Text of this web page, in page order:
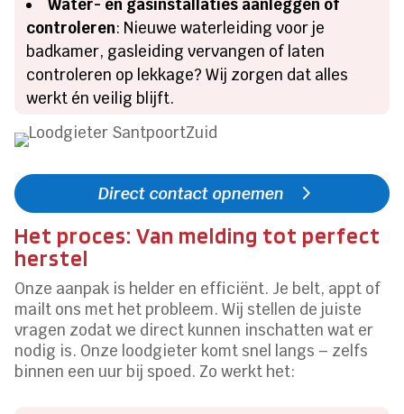
Water- en gasinstallaties aanleggen of
controleren: Nieuwe waterleiding voor je
badkamer, gasleiding vervangen of laten
controleren op lekkage? Wij zorgen dat alles
werkt én veilig blijft.
Direct contact opnemen
Het proces: Van melding tot perfect
herstel
Onze aanpak is helder en efficiënt. Je belt, appt of
mailt ons met het probleem. Wij stellen de juiste
vragen zodat we direct kunnen inschatten wat er
nodig is. Onze loodgieter komt snel langs – zelfs
binnen een uur bij spoed. Zo werkt het: